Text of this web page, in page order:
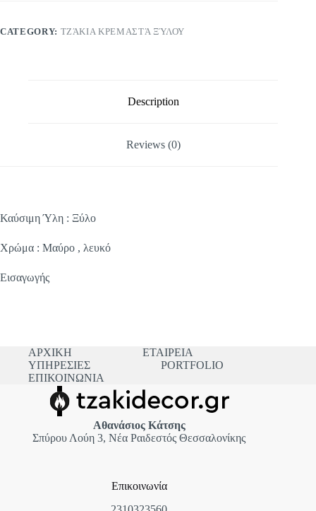
CATEGORY: ΤΖΆΚΙΑ ΚΡΕΜΑΣΤΆ ΞΎΛΟΥ
Description
Reviews (0)
Καύσιμη Ύλη : Ξύλο
Χρώμα : Μαύρο , λευκό
Εισαγωγής
ΑΡΧΙΚΗ
ΕΤΑΙΡΕΙΑ
ΥΠΗΡΕΣΙΕΣ
PORTFOLIO
ΕΠΙΚΟΙΝΩΝΙΑ
Αθανάσιος Κάτσης
Σπύρου Λούη 3, Νέα Ραιδεστός Θεσσαλονίκης
Επικοινωνία